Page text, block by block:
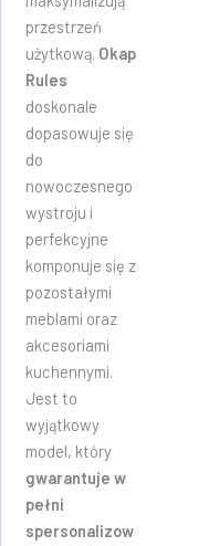
przestrzeń
użytkową. Okap
Rules
doskonale
dopasowuje się
do
nowoczesnego
wystroju i
perfekcyjne
komponuje się z
pozostałymi
meblami oraz
akcesoriami
kuchennymi.
Jest to
wyjątkowy
model, który
gwarantuje w
pełni
spersonalizow